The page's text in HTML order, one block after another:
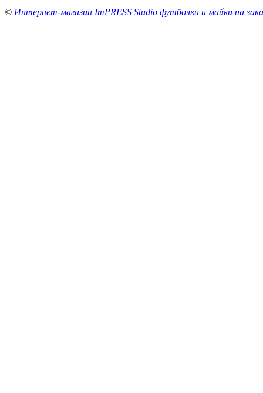
© Интернет-магазин ImPRESS Studio футболки и майки на